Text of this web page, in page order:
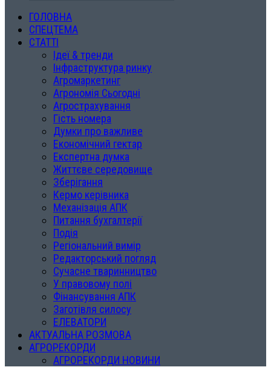
ГОЛОВНА
СПЕЦТЕМА
СТАТТІ
Ідеї & тренди
Інфраструктура ринку
Агромаркетинг
Агрономія Сьогодні
Агрострахування
Гість номера
Думки про важливе
Економічний гектар
Експертна думка
Життєве середовище
Зберігання
Кермо керівника
Механізація АПК
Питання бухгалтерії
Подія
Регіональний вимір
Редакторський погляд
Сучасне тваринництво
У правовому полі
Фінансування АПК
Заготівля силосу
ЕЛЕВАТОРИ
АКТУАЛЬНА РОЗМОВА
АГРОРЕКОРДИ
АГРОРЕКОРДИ НОВИНИ